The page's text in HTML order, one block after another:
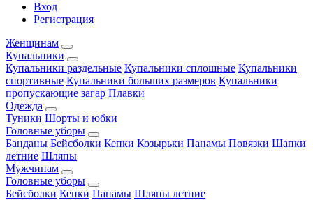
Вход
Регистрация
Женщинам
Купальники
Купальники раздельные Купальники сплошные Купальники
спортивные Купальники больших размеров Купальники
пропускающие загар Плавки
Одежда
Туники Шорты и юбки
Головные уборы
Банданы Бейсболки Кепки Козырьки Панамы Повязки Шапки
летние Шляпы
Мужчинам
Головные уборы
Бейсболки Кепки Панамы Шляпы летние